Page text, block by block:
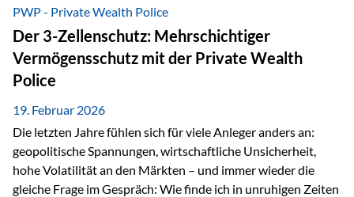
Währungen: +11,5 % Bereits 2025 war ein außergewöhnlich
starkes Jahr: +64,4 % in USD Durchschnitt über alle
Währungen: +56,6 % Langfristig zeigt sich ebenfalls ein
solides…
PWP - Private Wealth Police
Der 3-Zellenschutz: Mehrschichtiger
Vermögensschutz mit der Private Wealth
Police
19. Februar 2026
Die letzten Jahre fühlen sich für viele Anleger anders an:
geopolitische Spannungen, wirtschaftliche Unsicherheit,
hohe Volatilität an den Märkten – und immer wieder die
gleiche Frage im Gespräch: Wie finde ich in unruhigen Zeiten